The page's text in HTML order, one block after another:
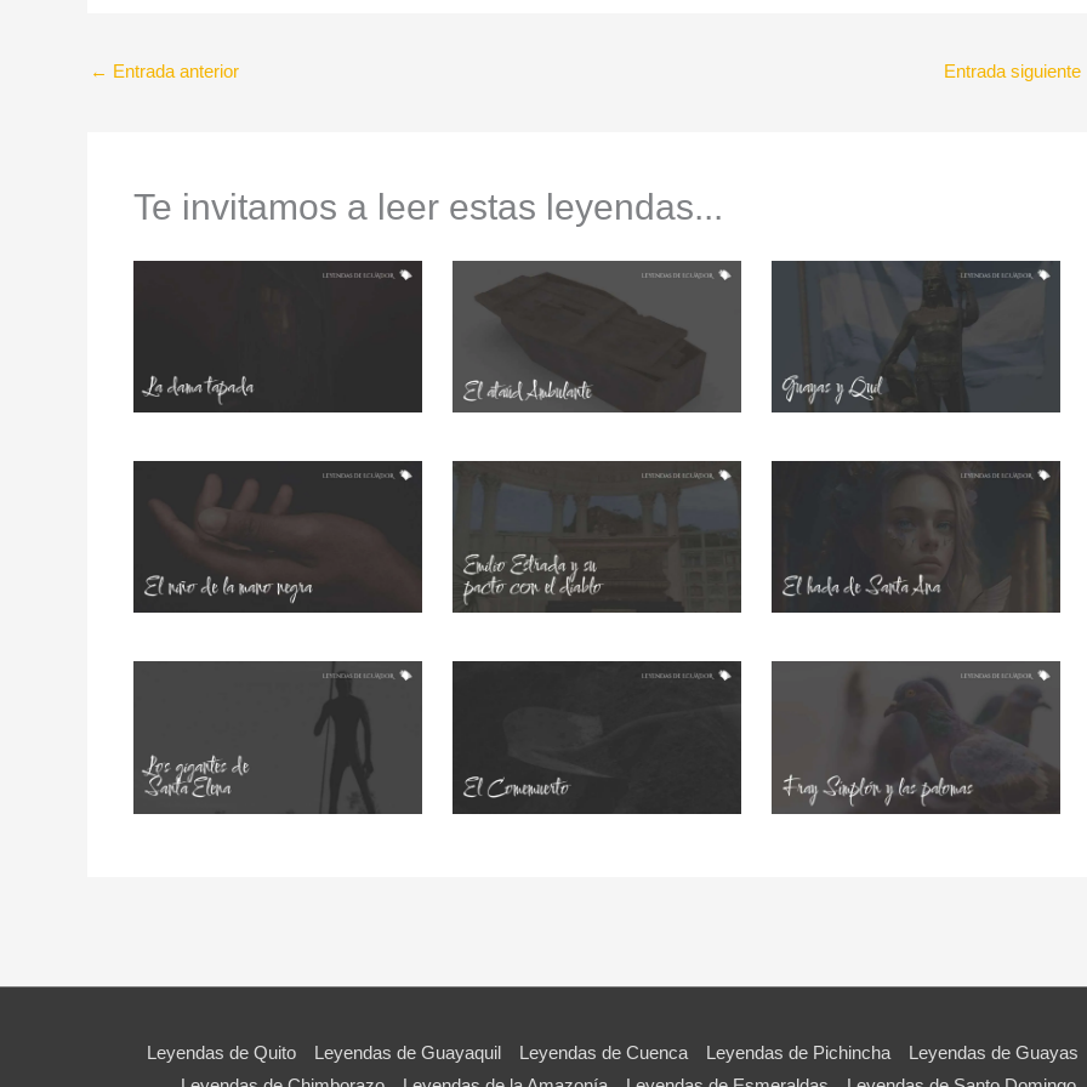
← Entrada anterior Entrada siguiente
Te invitamos a leer estas leyendas...
Leyendas de Quito Leyendas de Guayaquil Leyendas de Cuenca Leyendas de Pichincha
Leyendas de Guayas